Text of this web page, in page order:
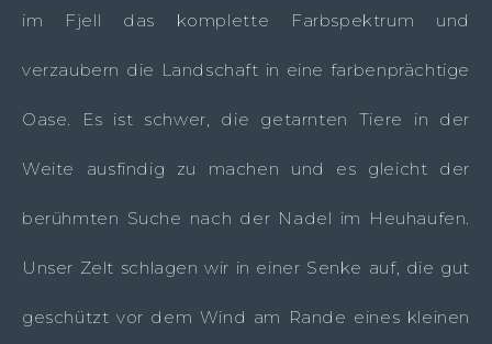
im Fjell das komplette Farbspektrum und
verzaubern die Landschaft in eine farbenprächtige
Oase. Es ist schwer, die getarnten Tiere in der
Weite ausfindig zu machen und es gleicht der
berühmten Suche nach der Nadel im Heuhaufen.
Unser Zelt schlagen wir in einer Senke auf, die gut
geschützt vor dem Wind am Rande eines kleinen